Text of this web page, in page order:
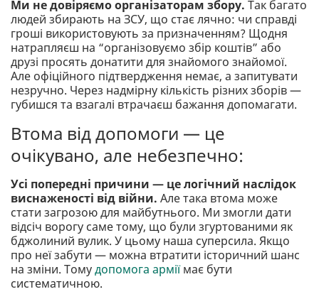
Ми не довіряємо організаторам збору. Так багато
людей збирають на ЗСУ, що стає лячно: чи справді
гроші використовують за призначенням? Щодня
натрапляєш на “організовуємо збір коштів” або
друзі просять донатити для знайомого знайомої.
Але офіційного підтвердження немає, а запитувати
незручно. Через надмірну кількість різних зборів —
губишся та взагалі втрачаєш бажання допомагати.
Втома від допомоги — це
очікувано, але небезпечно:
Усі попередні причини — це логічний наслідок
виснаженості від війни. Але така втома може
стати загрозою для майбутнього. Ми змогли дати
відсіч ворогу саме тому, що були згуртованими як
бджолиний вулик. У цьому наша суперсила. Якщо
про неї забути — можна втратити історичний шанс
на зміни. Томудопомога арміїмає бути
систематичною.